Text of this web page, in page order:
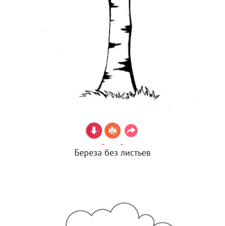
Береза без листьев